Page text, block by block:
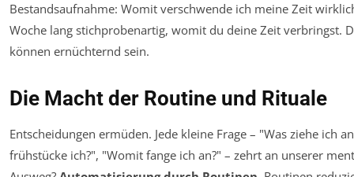
Bestandsaufnahme: Womit verschwende ich meine Zeit
Woche lang stichprobenartig, womit du deine Zeit verbringst.
können ernüchternd sein.
Die Macht der Routine und Rituale
Entscheidungen ermüden. Jede kleine Frage – "Was ziehe ich
frühstücke ich?", "Womit fange ich an?" – zehrt an unserer